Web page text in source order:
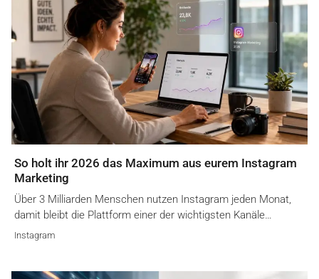
So holt ihr 2026 das Maximum aus eurem Instagram
Marketing
Über 3 Milliarden Menschen nutzen Instagram jeden Monat,
damit bleibt die Plattform einer der wichtigsten Kanäle…
Instagram